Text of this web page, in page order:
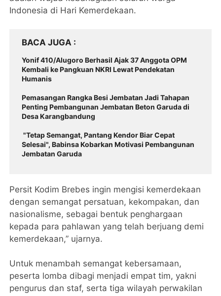
Indonesia di Hari Kemerdekaan.
BACA JUGA
Yonif 410/Alugoro Berhasil Ajak 37 Anggota OPM
Kembali ke Pangkuan NKRI Lewat Pendekatan
Humanis
Pemasangan Rangka Besi Jembatan Jadi Tahapan
Penting Pembangunan Jembatan Beton Garuda di
Desa Karangbandung
"Tetap Semangat, Pantang Kendor Biar Cepat
Selesai", Babinsa Kobarkan Motivasi Pembangunan
Jembatan Garuda
Persit Kodim Brebes ingin mengisi kemerdekaan
dengan semangat persatuan, kekompakan, dan
nasionalisme, sebagai bentuk penghargaan
kepada para pahlawan yang telah berjuang demi
kemerdekaan,” ujarnya.
Untuk menambah semangat kebersamaan,
peserta lomba dibagi menjadi empat tim, yakni
pengurus dan staf, serta tiga wilayah perwakilan